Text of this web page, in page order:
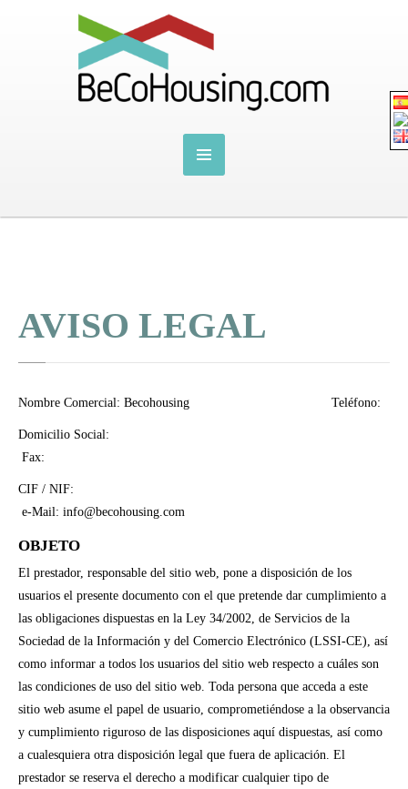
AVISO LEGAL
Nombre Comercial: Becohousing Teléfono:
Domicilio Social:
Fax:
CIF / NIF:
e-Mail: info@becohousing.com
OBJETO
El prestador, responsable del sitio web, pone a disposición de los
usuarios el presente documento con el que pretende dar cumplimiento a
las obligaciones dispuestas en la Ley 34/2002, de Servicios de la
Sociedad de la Información y del Comercio Electrónico (LSSI-CE), así
como informar a todos los usuarios del sitio web respecto a cuáles son
las condiciones de uso del sitio web. Toda persona que acceda a este
sitio web asume el papel de usuario, comprometiéndose a la observancia
y cumplimiento riguroso de las disposiciones aquí dispuestas, así como
a cualesquiera otra disposición legal que fuera de aplicación. El
prestador se reserva el derecho a modificar cualquier tipo de